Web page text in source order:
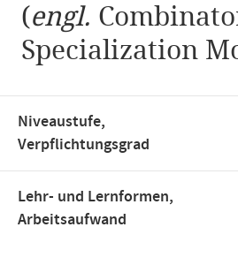
(engl.
Specialization
Niveaustufe,
Verpflichtungsgrad
Lehr- und Lernformen,
Arbeitsaufwand